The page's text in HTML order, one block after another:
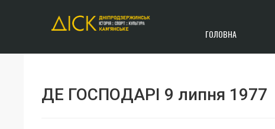
ГОЛОВНА
ДЕ ГОСПОДАРІ 9 липня 1977